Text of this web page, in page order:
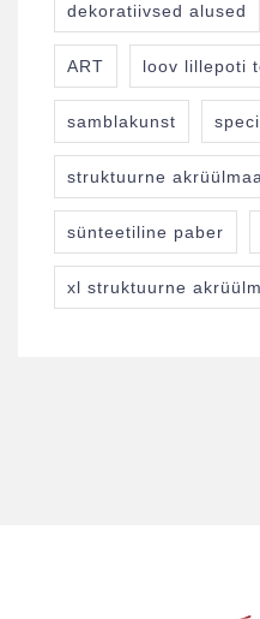
dekoratiivsed alused
ART loov lillepoti
samblakunst
struktuurne
sünteetiline paber
xl struktuurne